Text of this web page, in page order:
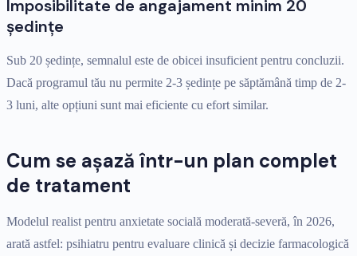
Imposibilitate de angajament minim 20
ședințe
Sub 20 ședințe, semnalul este de obicei insuficient pentru concluzii.
Dacă programul tău nu permite 2-3 ședințe pe săptămână timp de 2-
3 luni, alte opțiuni sunt mai eficiente cu efort similar.
Cum se așază într-un plan complet
de tratament
Modelul realist pentru anxietate socială moderată-severă, în 2026,
arată astfel: psihiatru pentru evaluare clinică și decizie farmacologică